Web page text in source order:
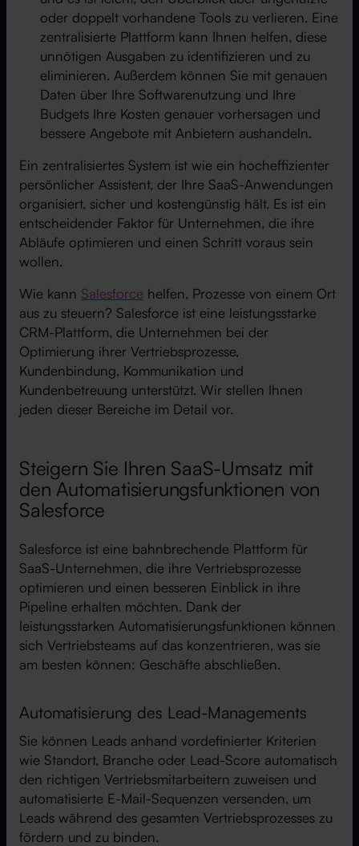
oder doppelt vorhandene Tools zu verlieren. Eine
zentralisierte Plattform kann Ihnen helfen, diese
unnötigen Ausgaben zu identifizieren und zu
eliminieren. Außerdem können Sie mit genauen
Daten über Ihre Softwarenutzung und Ihre
Budgets Ihre Kosten genauer vorhersagen und
bessere Angebote mit Anbietern aushandeln.
Ein zentralisiertes System ist wie ein hocheffizienter
persönlicher Assistent, der Ihre SaaS-Anwendungen
organisiert, sicher und kostengünstig hält. Es ist ein
entscheidender Faktor für Unternehmen, die ihre
Abläufe optimieren und einen Schritt voraus sein
wollen.
Wie kann Salesforce helfen, Prozesse von einem Ort
aus zu steuern? Salesforce ist eine leistungsstarke
CRM-Plattform, die Unternehmen bei der
Optimierung ihrer Vertriebsprozesse,
Kundenbindung, Kommunikation und
Kundenbetreuung unterstützt. Wir stellen Ihnen
jeden dieser Bereiche im Detail vor.
Steigern Sie Ihren SaaS-Umsatz mit
den Automatisierungsfunktionen von
Salesforce
Salesforce ist eine bahnbrechende Plattform für
SaaS-Unternehmen, die ihre Vertriebsprozesse
optimieren und einen besseren Einblick in ihre
Pipeline erhalten möchten. Dank der
leistungsstarken Automatisierungsfunktionen können
sich Vertriebsteams auf das konzentrieren, was sie
am besten können: Geschäfte abschließen.
Automatisierung des Lead-Managements
Sie können Leads anhand vordefinierter Kriterien
wie Standort, Branche oder Lead-Score automatisch
den richtigen Vertriebsmitarbeitern zuweisen und
automatisierte E-Mail-Sequenzen versenden, um
Leads während des gesamten Vertriebsprozesses zu
fördern und zu binden.